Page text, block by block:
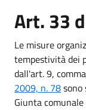
Art. 33
Le misure
tempestività dei
dall'art. 9,
2009, n. 78sono
Giunta